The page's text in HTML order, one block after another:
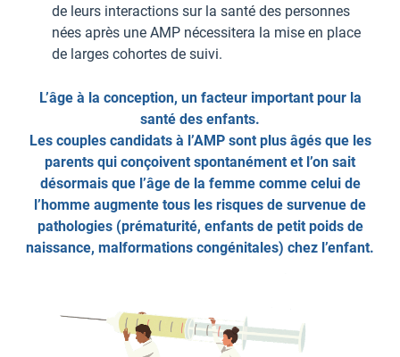
de leurs interactions sur la santé des personnes
nées après une AMP nécessitera la mise en place
de larges cohortes de suivi.
L’âge à la conception, un facteur important pour la
santé des enfants.
Les couples candidats à l’AMP sont plus âgés que les
parents qui conçoivent spontanément et l’on sait
désormais que l’âge de la femme comme celui de
l’homme augmente tous les risques de survenue de
pathologies (prématurité, enfants de petit poids de
naissance, malformations congénitales) chez l’enfant.